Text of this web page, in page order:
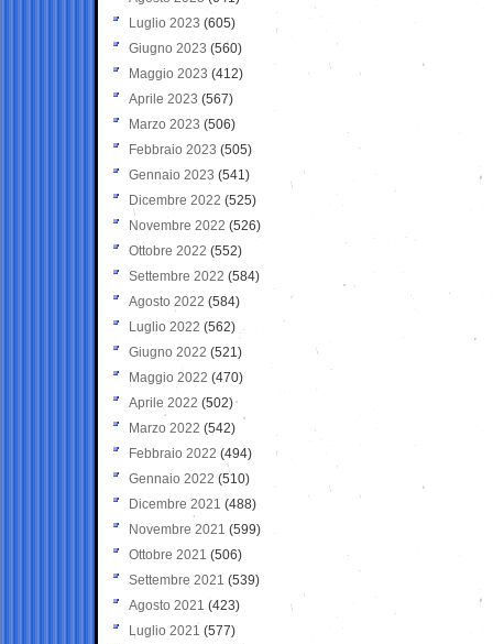
Luglio 2023 (605)
Giugno 2023 (560)
Maggio 2023 (412)
Aprile 2023 (567)
Marzo 2023 (506)
Febbraio 2023 (505)
Gennaio 2023 (541)
Dicembre 2022 (525)
Novembre 2022 (526)
Ottobre 2022 (552)
Settembre 2022 (584)
Agosto 2022 (584)
Luglio 2022 (562)
Giugno 2022 (521)
Maggio 2022 (470)
Aprile 2022 (502)
Marzo 2022 (542)
Febbraio 2022 (494)
Gennaio 2022 (510)
Dicembre 2021 (488)
Novembre 2021 (599)
Ottobre 2021 (506)
Settembre 2021 (539)
Agosto 2021 (423)
Luglio 2021 (577)